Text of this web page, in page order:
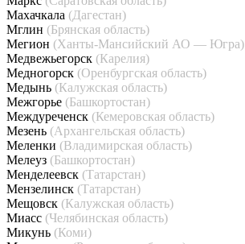
Махачкала (Дагестан)
Мглин (Брянская область)
Мегион (Ханты-Мансийский АО — Югра)
Медвежьегорск (Карелия)
Медногорск (Оренбургская область)
Медынь (Калужская область)
Межгорье (Башкортостан)
Междуреченск (Кемеровская область)
Мезень (Архангельская область)
Меленки (Владимирская область)
Мелеуз (Башкортостан)
Менделеевск (Татарстан)
Мензелинск (Татарстан)
Мещовск (Калужская область)
Миасс (Челябинская область)
Микунь (Коми)